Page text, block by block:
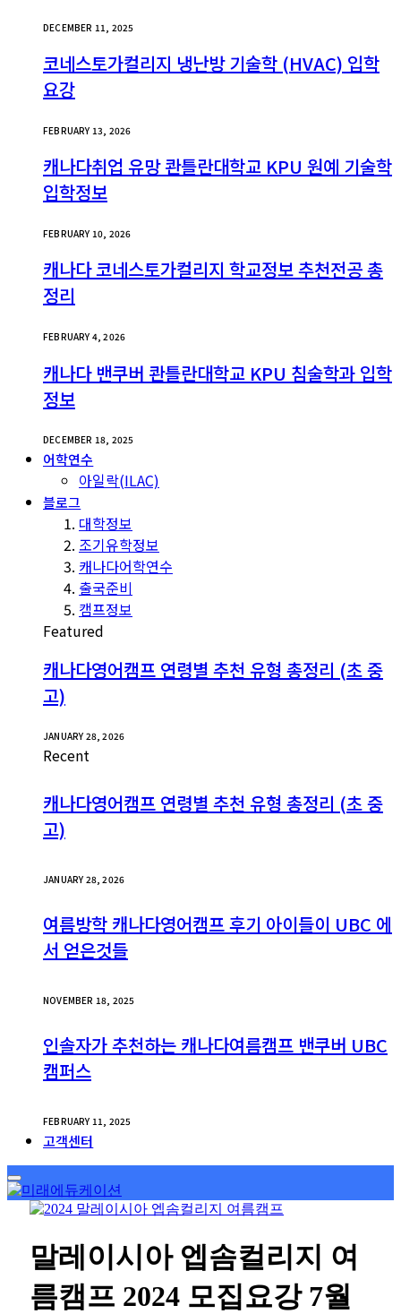
DECEMBER 11, 2025
코네스토가컬리지 냉난방 기술학 (HVAC) 입학
요강
FEBRUARY 13, 2026
캐나다취업 유망 콴틀란대학교 KPU 원예 기술학
입학정보
FEBRUARY 10, 2026
캐나다 코네스토가컬리지 학교정보 추천전공 총
정리
FEBRUARY 4, 2026
캐나다 밴쿠버 콴틀란대학교 KPU 침술학과 입학
정보
DECEMBER 18, 2025
어학연수
아일락(ILAC)
블로그
대학정보
조기유학정보
캐나다어학연수
출국준비
캠프정보
Featured
캐나다영어캠프 연령별 추천 유형 총정리 (초 중
고)
JANUARY 28, 2026
Recent
캐나다영어캠프 연령별 추천 유형 총정리 (초 중
고)
JANUARY 28, 2026
여름방학 캐나다영어캠프 후기 아이들이 UBC 에
서 얻은것들
NOVEMBER 18, 2025
인솔자가 추천하는 캐나다여름캠프 밴쿠버 UBC
캠퍼스
FEBRUARY 11, 2025
고객센터
말레이시아 엡솜컬리지 여
름캠프 2024 모집요강 7월